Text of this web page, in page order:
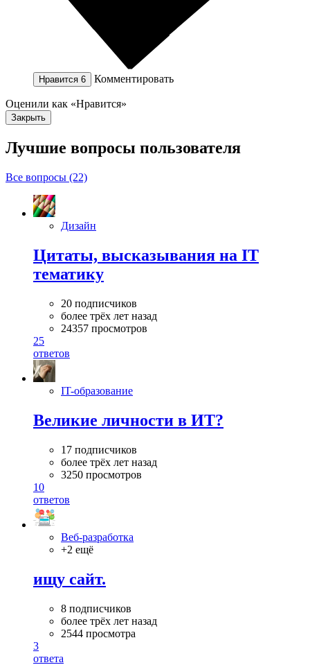
Нравится 6 Комментировать
Оценили как «Нравится»
Закрыть
Лучшие вопросы пользователя
Все вопросы (22)
Дизайн
Цитаты, высказывания на IT
тематику
20 подписчиков
более трёх лет назад
24357 просмотров
25
ответов
IT-образование
Великие личности в ИТ?
17 подписчиков
более трёх лет назад
3250 просмотров
10
ответов
Веб-разработка
+2 ещё
ищу сайт.
8 подписчиков
более трёх лет назад
2544 просмотра
3
ответа